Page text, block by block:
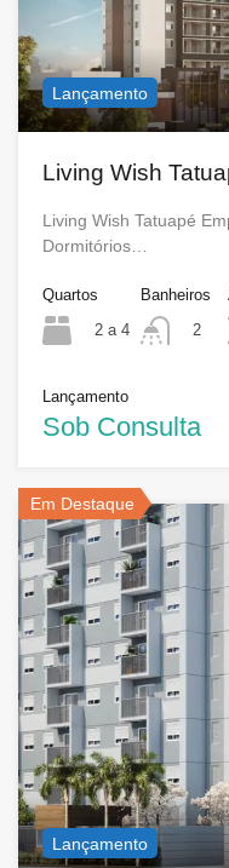
Lançamento
Living Wish
Living Wish Tatuapé
Dormitórios…
Quartos
2 a 4
Banheiros
2
Lançamento
Sob Consulta
Em Destaque
Lançamento